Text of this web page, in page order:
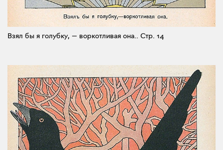
Взял бы я голубку, — воркотливая она.. Стр. 14